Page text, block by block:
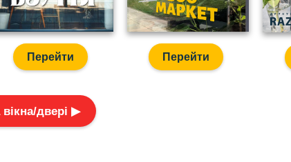
Перейти Перейти
двері ▶